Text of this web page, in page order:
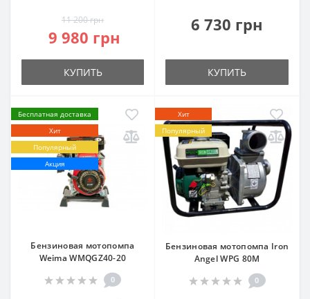
11 200 грн
9 980 грн
КУПИТЬ
6 730 грн
КУПИТЬ
Бесплатная доставка
Хит
Популярный
Акция
Бензиновая мотопомпа
Weima WMQGZ40-20
0
Хит
Популярный
Бензиновая мотопомпа Iron
Angel WPG 80M
0